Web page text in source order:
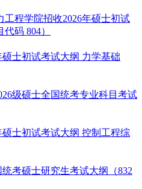
程学院招收2026年硕士初试
码 804）
士初试考试大纲 力学基础
级硕士全国统考专业科目考试
士初试考试大纲 控制工程综
考硕士研究生考试大纲（832